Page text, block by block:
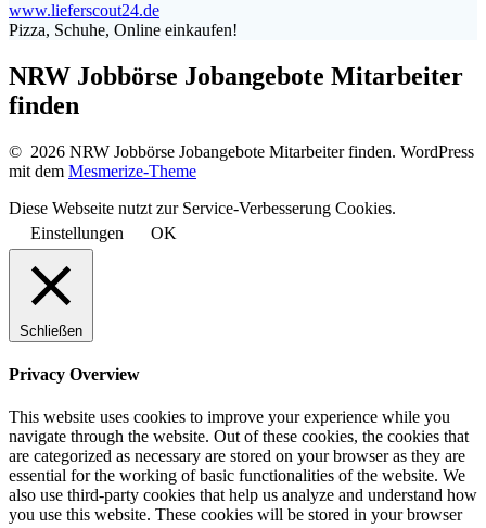
www.lieferscout24.de
Pizza, Schuhe, Online einkaufen!
NRW Jobbörse Jobangebote Mitarbeiter
finden
© 2026 NRW Jobbörse Jobangebote Mitarbeiter finden. WordPress
mit dem Mesmerize-Theme
Diese Webseite nutzt zur Service-Verbesserung Cookies.
Einstellungen
OK
Schließen
Privacy Overview
This website uses cookies to improve your experience while you
navigate through the website. Out of these cookies, the cookies that
are categorized as necessary are stored on your browser as they are
essential for the working of basic functionalities of the website. We
also use third-party cookies that help us analyze and understand how
you use this website. These cookies will be stored in your browser